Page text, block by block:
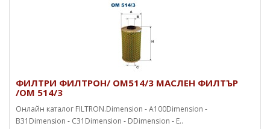
ФИЛТРИ ФИЛТРОН/ OM514/3 МАСЛЕН ФИЛТЪР
/OM 514/3
Онлайн каталог FILTRON.Dimension - A100Dimension -
B31Dimension - C31Dimension - DDimension - E..